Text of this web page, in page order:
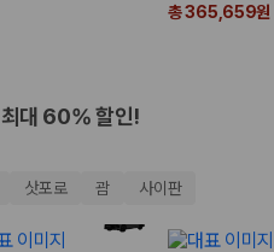
총 365,659원
최대 60% 할인!
삿포로 괌 사이판